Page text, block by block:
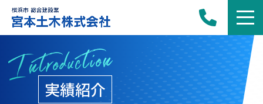
Introduction
実績紹介